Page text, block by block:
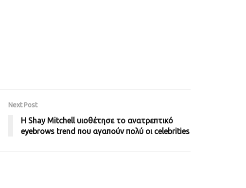
Next Post
H Shay Mitchell υιοθέτησε το ανατρεπτικό
eyebrows trend που αγαπούν πολύ οι celebrities